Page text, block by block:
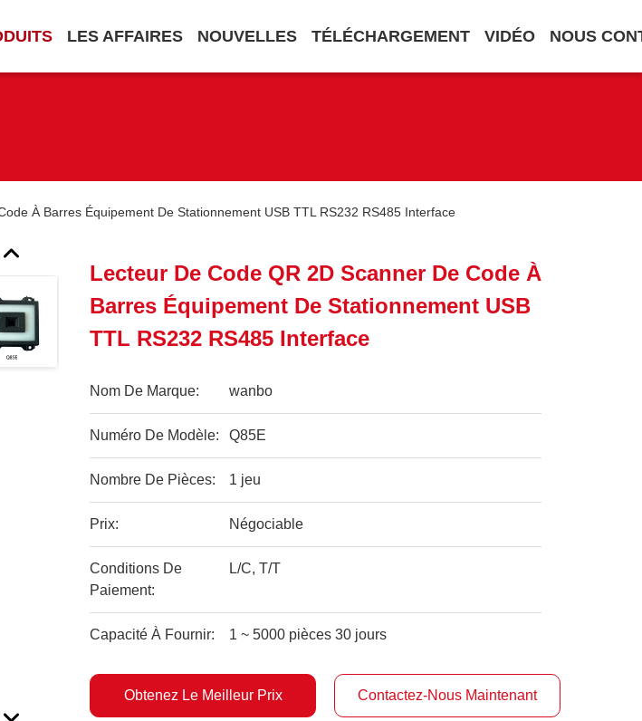
LES AFFAIRES NOUVELLES TÉLÉCHARGEMENT VIDÉO NOUS
À Barres Équipement De Stationnement USB TTL RS232 RS485 Interface
Lecteur De Code QR 2D Scanner De Code À
Barres Équipement De Stationnement USB
TTL RS232 RS485 Interface
Nom De Marque: wanbo
Numéro De Modèle: Q85E
Nombre De Pièces: 1 jeu
Prix: Négociable
Conditions De
Paiement:
L/C, T/T
Capacité À Fournir: 1 ~ 5000 pièces 30 jours
Obtenez Le Meilleur Prix Contactez-Nous Maintenant